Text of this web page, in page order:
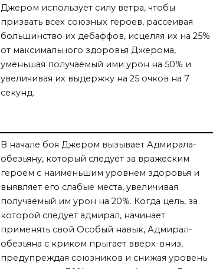
Джером использует силу ветра, чтобы
призвать всех союзных героев, рассеивая
большинство их дебаффов, исцеляя их на 25%
от максимального здоровья Джерома,
уменьшая получаемый ими урон на 50% и
увеличивая их выдержку на 25 очков на 7
секунд.
В начале боя Джером вызывает Адмирала-
обезьяну, который следует за вражеским
героем с наименьшим уровнем здоровья и
выявляет его слабые места, увеличивая
получаемый им урон на 20%. Когда цель, за
которой следует адмирал, начинает
применять свой Особый навык, Адмирал-
обезьяна с криком прыгает вверх-вниз,
предупреждая союзников и снижая уровень